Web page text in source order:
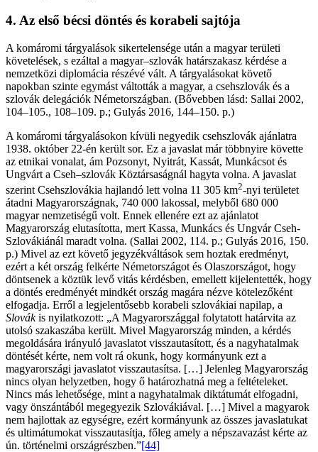
4. Az első bécsi döntés és korabeli sajtója
A komáromi tárgyalások sikertelensége után a magyar területi
követelések, s ezáltal a magyar–szlovák határszakasz kérdése a
nemzetközi diplomácia részévé vált. A tárgyalásokat követő
napokban szinte egymást váltották a magyar, a csehszlovák és a
szlovák delegációk Németországban. (Bővebben lásd: Sallai 2002,
104–105., 108–109. p.; Gulyás 2016, 144–150. p.)
A komáromi tárgyalásokon kívüli negyedik csehszlovák ajánlatra
1938. október 22-én került sor. Ez a javaslat már többnyire követte
az etnikai vonalat, ám Pozsonyt, Nyitrát, Kassát, Munkácsot és
Ungvárt a Cseh–szlovák Köztársaságnál hagyta volna. A javaslat
szerint Csehszlovákia hajlandó lett volna 11 305 km2-nyi területet
átadni Magyarországnak, 740 000 lakossal, melyből 680 000
magyar nemzetiségű volt. Ennek ellenére ezt az ajánlatot
Magyarország elutasította, mert Kassa, Munkács és Ungvár Cseh-
Szlovákiánál maradt volna. (Sallai 2002, 114. p.; Gulyás 2016, 150.
p.) Mivel az ezt követő jegyzékváltások sem hoztak eredményt,
ezért a két ország felkérte Németországot és Olaszországot, hogy
döntsenek a köztük levő vitás kérdésben, emellett kijelentették, hogy
a döntés eredményét mindkét ország magára nézve kötelezőként
elfogadja. Erről a legjelentősebb korabeli szlovákiai napilap, a
Slovákis nyilatkozott: „A Magyarországgal folytatott határvita az
utolsó szakaszába került. Mivel Magyarország minden, a kérdés
megoldására irányuló javaslatot visszautasított, és a nagyhatalmak
döntését kérte, nem volt rá okunk, hogy kormányunk ezt a
magyarországi javaslatot visszautasítsa. […] Jelenleg Magyarország
nincs olyan helyzetben, hogy ő határozhatná meg a feltételeket.
Nincs más lehetősége, mint a nagyhatalmak diktátumát elfogadni,
vagy önszántából megegyezik Szlovákiával. […] Mivel a magyarok
nem hajlottak az egységre, ezért kormányunk az összes javaslatukat
és ultimátumokat visszautasítja, főleg amely a népszavazást kérte az
ún. történelmi országrészben.”[44]